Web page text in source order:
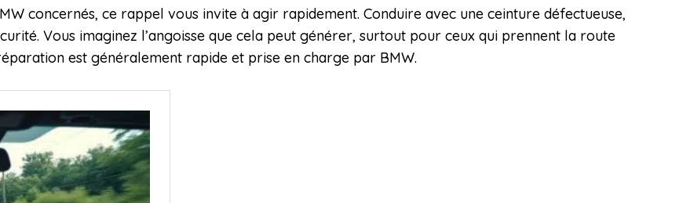
concernés, ce rappel vous invite à agir rapidement. Conduire avec une ceinture défectueuse,
Vous imaginez l’angoisse que cela peut générer, surtout pour ceux qui prennent la route
est généralement rapide et prise en charge par BMW.